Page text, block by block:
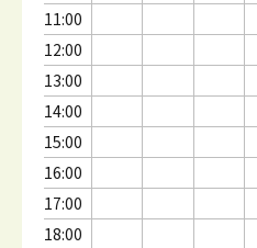
11:00
12:00
13:00
14:00
15:00
16:00
17:00
18:00